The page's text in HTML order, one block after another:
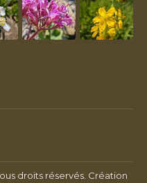
droits réservés. Création